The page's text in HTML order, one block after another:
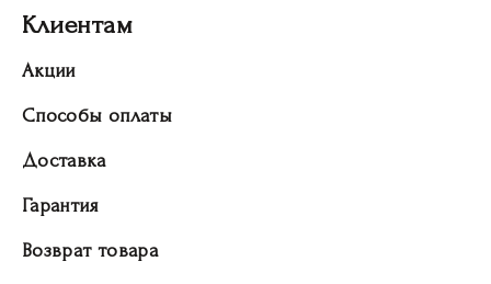
Клиентам
Акции
Способы оплаты
Доставка
Гарантия
Возврат товара